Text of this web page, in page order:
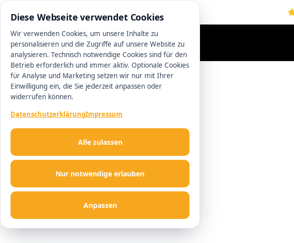
0511 13221100
Diese Webseite verwendet Cookies
Wir verwenden Cookies, um unsere Inhalte zu
personalisieren und die Zugriffe auf unsere Website zu
analysieren. Technisch notwendige Cookies sind für den
Betrieb erforderlich und immer aktiv. Optionale Cookies
für Analyse und Marketing setzen wir nur mit Ihrer
Einwilligung ein, die Sie jederzeit anpassen oder
widerrufen können.
DatenschutzerklärungImpressum
Nur notwendige erlauben
Anpassen
Alle zulassen